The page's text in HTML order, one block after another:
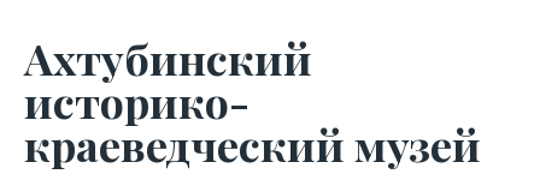
Ахтубинский
историко-
краеведческий музей